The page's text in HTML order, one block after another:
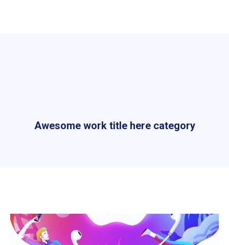
Awesome work title here category